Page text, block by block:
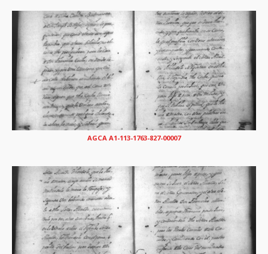
AGCA A1-113-1763-827-00007